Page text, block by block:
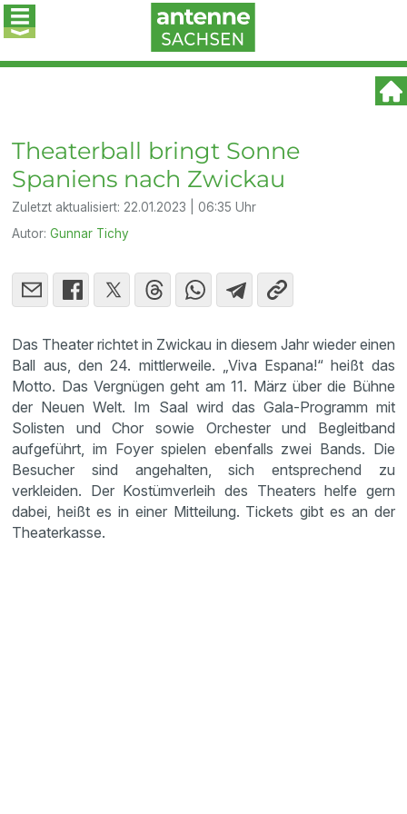
Theaterball bringt Sonne
Spaniens nach Zwickau
Zuletzt aktualisiert: 22.01.2023 | 06:35 Uhr
Autor:Gunnar Tichy
Das Theater richtet in Zwickau in diesem Jahr wieder einen
Ball aus, den 24. mittlerweile. „Viva Espana!“ heißt das
Motto. Das Vergnügen geht am 11. März über die Bühne
der Neuen Welt. Im Saal wird das Gala-Programm mit
Solisten und Chor sowie Orchester und Begleitband
aufgeführt, im Foyer spielen ebenfalls zwei Bands. Die
Besucher sind angehalten, sich entsprechend zu
verkleiden. Der Kostümverleih des Theaters helfe gern
dabei, heißt es in einer Mitteilung. Tickets gibt es an der
Theaterkasse.